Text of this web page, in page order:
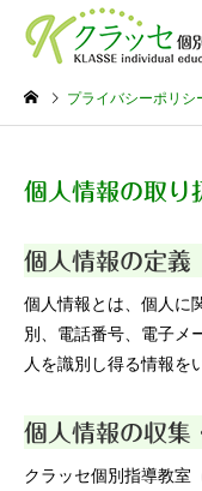
プライバシーポリシ
個人情報の取り
個人情報の定義
個人情報とは、個人に
別、電話番号、電子メ
人を識別し得る情報を
個人情報の収集
クラッセ個別指導教室